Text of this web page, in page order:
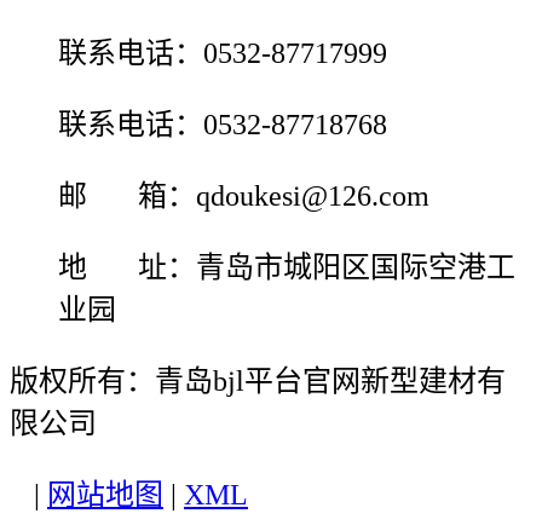
联系电话：0532-87717999
联系电话：0532-87718768
邮 箱：qdoukesi@126.com
地 址：青岛市城阳区国际空港工
业园
版权所有：青岛bjl平台官网新型建材有
限公司
网站地图 XML